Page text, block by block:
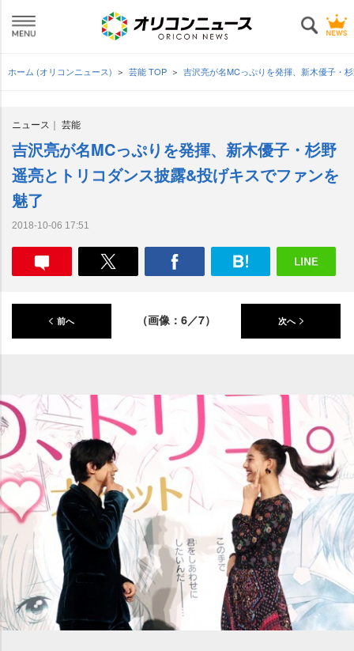
ホーム (オリコンニュース) 芸能 TOP 吉沢亮が名MCっぷりを発揮、新木優子・
ニュース 芸能
吉沢亮が名MCっぷりを発揮、新木優子・杉野
遥亮とトリコダンス披露&投げキスでファンを
魅了
2018-10-06 17:51
前へ （画像：6／7） 次へ